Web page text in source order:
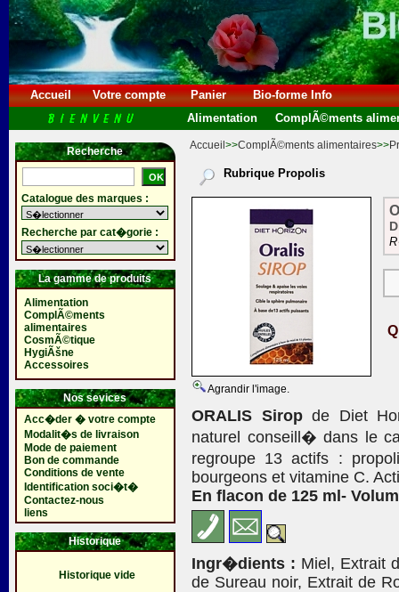
Accueil Votre compte Panier
Bio-forme Info
Alimentation
ComplÃ©ments
Recherche
Catalogue des marques :
Recherche par cat�gorie :
La gamme de produits
Alimentation
ComplÃ©ments
alimentaires
CosmÃ©tique
HygiÃšne
Accessoires
Nos sevices
Acc�der � votre compte
Modalit�s de livraison
Mode de paiement
Bon de commande
Conditions de vente
Identification soci�t�
Contactez-nous
liens
Historique
Historique vide
Accueil >>ComplÃ©ments alimentaires>>
Rubrique Propolis
Agrandir l'image.
ORALIS Siropde Diet
naturel conseill� dans le
regroupe 13 actifs :
bourgeons et vitamine C.
En flacon de 125 ml-
Ingr�dients : Miel, Extrait
de Sureau noir, Extrait de